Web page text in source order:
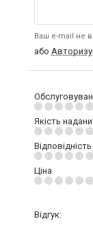
Ваш e-mail не
або
Якість
Ціна
Відгук: